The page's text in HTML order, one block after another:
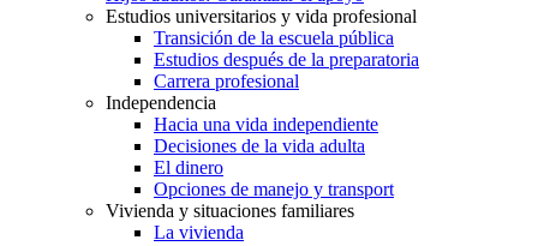
Estudios universitarios y vida profesional
Transición de la escuela pública
Estudios después de la preparatoria
Carrera profesional
Independencia
Hacia una vida independiente
Decisiones de la vida adulta
El dinero
Opciones de manejo y transport
Vivienda y situaciones familiares
La vivienda